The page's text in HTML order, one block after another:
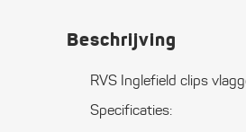
quantity
Beschrijving
RVS Inglefield clips
Specificaties: